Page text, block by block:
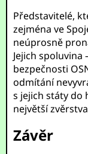
Představitelé,
zejména ve
neúprosně
Jejich
bezpečnosti
odmítání
s jejich státy do
největší
Závěr